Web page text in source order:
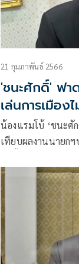
21 กุมภาพันธ์ 2566
'ชนะศักดิ์' ฟา
เล่นการเมือง
น้องแรมโบ้ ‘ชนะศั
เทียบผลงานนายก
สร้างสรรค์ อย่าดิสเครดิต ฝากบอกทักษิณเลิ
ทำร้ายประเทศได้แ